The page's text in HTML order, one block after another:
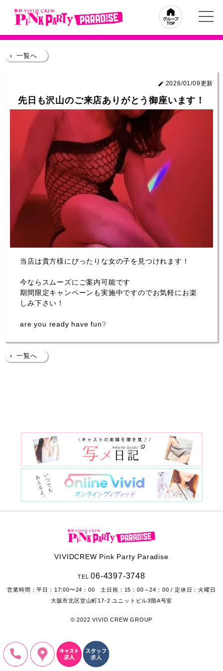
‹ 一覧へ
2026/01/09更新
先日も沢山のご来店ありがとう御座います！
当店は貴方様にぴったりな女の子を見つけれます！
今ならスムーズにご案内可能です
期間限定キャンペーンも実施中ですのでお気軽にお楽
しみ下さい！
are you ready have fun❔
‹ 一覧へ
VIVIDCREW Pink Party Paradise
TEL06-4397-3748
営業時間：平日：17:00〜24：00 土日祝：15：00～24：00 / 定休日：火曜日
大阪市北区堂山町17-2 ユニットビル3階A号室
© 2022 VIVID CREW GROUP